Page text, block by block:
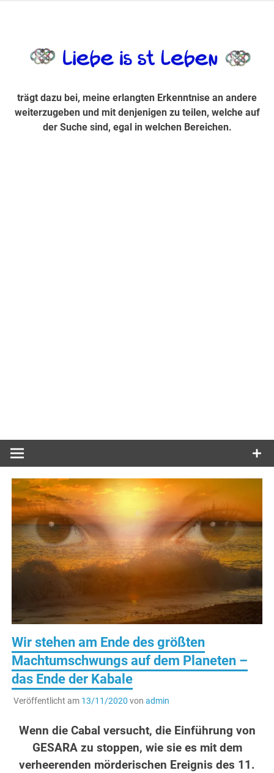
Suche sind, egal in welchen Bereichen.
trägt dazu bei, meine erlangten Erkenntnise an andere
weiterzugeben und mit denjenigen zu teilen, welche auf
der Suche sind, egal in welchen Bereichen.
Wir stehen am Ende des größten
Machtumschwungs auf dem Planeten –
das Ende der Kabale
Veröffentlicht am 13/11/2020 von admin
Wenn die Cabal versucht, die Einführung von
GESARA zu stoppen, wie sie es mit dem
verheerenden mörderischen Ereignis des 11.